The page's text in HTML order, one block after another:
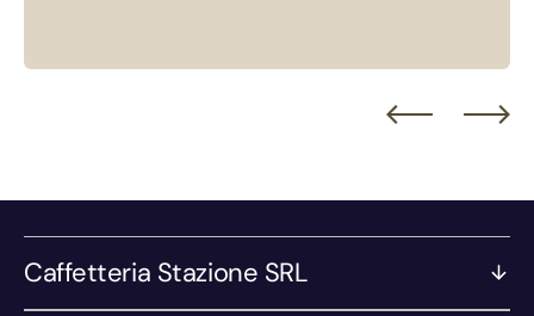
Caffetteria Stazione SRL